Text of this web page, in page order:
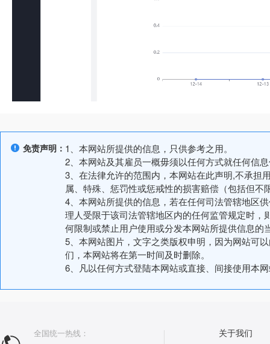
免责声明： 1、本网站所提供的信息，只供参考之用。
2、本网站及其雇员一概毋须以任何方式就任何信
3、在法律允许的范围内，本网站在此声明,不承担
属、特殊、惩罚性或惩戒性的损害赔偿（包括但
4、本网站所提供的信息，若在任何司法管辖地区
理人受限于该司法管辖地区内的任何监管规定时
何限制或禁止用户使用或分发本网站所提供信息的
5、本网站图片，文字之类版权申明，因为网站可
们，本网站将在第一时间及时删除。
6、凡以任何方式登陆本网站或直接、间接使用本
全国统一热线： 关于我们